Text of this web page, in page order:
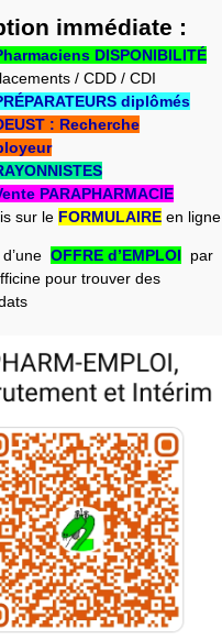
immédiate :
DISPONIBILITÉ
/ CDD / CDI
diplômés
: Recherche
PARAPHARMACIE
sur le FORMULAIRE en ligne
OFFRE d’EMPLOI par
pour trouver des